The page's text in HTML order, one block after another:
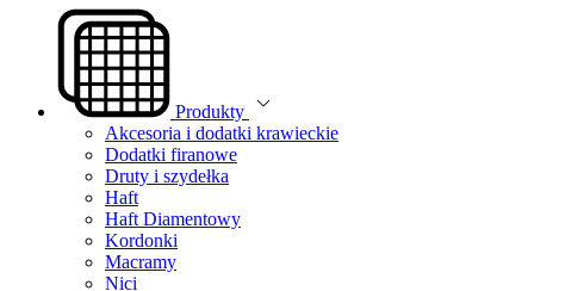
Produkty
Akcesoria i dodatki krawieckie
Dodatki firanowe
Druty i szydełka
Haft
Haft Diamentowy
Kordonki
Macramy
Nici